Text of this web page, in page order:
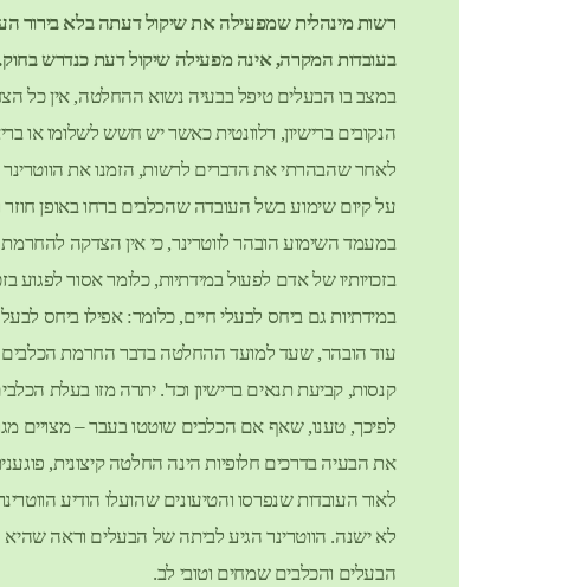
רשות מינהלית שמפעילה את שיקול דעתה בלא בירור
בעובדות המקרה, אינה מפעילה שיקול דעת כנדרש
במצב בו הבעלים טיפל בבעיה נשוא ההחלטה, אין כל
הנקובים ברישיון, רלוונטית כאשר יש חשש לשלומו
לאחר שהבהרתי את הדברים לרשות, הזמנו את הווטרינר
על קיום שימוע בשל העובדה שהכלבים ברחו באופן
במעמד השימוע הובהר לווטרינר, כי אין הצדקה
בזכויותיו של אדם לפעול במידתיות, כלומר אסור
במידתיות גם ביחס לבעלי חיים, כלומר: אפילו ביחס
עוד הובהר, שעד למועד ההחלטה בדבר החרמת הכלבים
קנסות, קביעת תנאים ברישיון וכד'. יתרה מזו בעלת
לפיכך, טענו, שאף אם הכלבים שוטטו בעבר – מצויים
את הבעיה בדרכים חלופיות הינה החלטה קיצונית,
לאור העובדות שנפרסו והטיעונים שהועלו הודיע
לא ישנה. הווטרינר הגיע לביתה של הבעלים וראה
הבעלים והכלבים שמחים וטובי לב.